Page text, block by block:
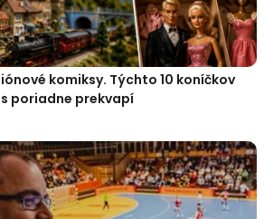
komiksy. Týchto 10 koníčkov
poriadne prekvapí